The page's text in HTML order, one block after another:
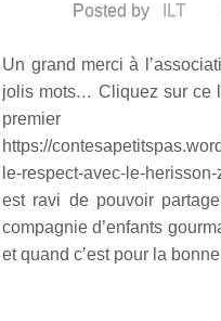
Posted by ILT
Un grand merci à
jolis mots… Cliquez sur ce
premier
https://
le-respect-avec-le-
est ravi de pouvoir
compagnie d’enfants
et quand c’est pour la